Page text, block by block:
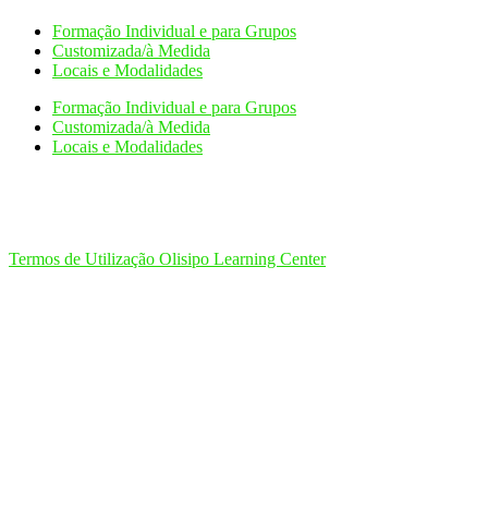
Formação Individual e para Grupos
Customizada/à Medida
Locais e Modalidades
Formação Individual e para Grupos
Customizada/à Medida
Locais e Modalidades
Termos de Utilização Olisipo Learning Center